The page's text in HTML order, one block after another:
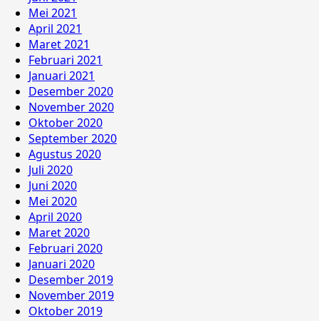
Mei 2021
April 2021
Maret 2021
Februari 2021
Januari 2021
Desember 2020
November 2020
Oktober 2020
September 2020
Agustus 2020
Juli 2020
Juni 2020
Mei 2020
April 2020
Maret 2020
Februari 2020
Januari 2020
Desember 2019
November 2019
Oktober 2019